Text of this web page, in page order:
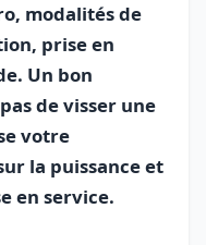
modalités de
prise en
Un bon
de visser une
votre
la puissance et
en service.